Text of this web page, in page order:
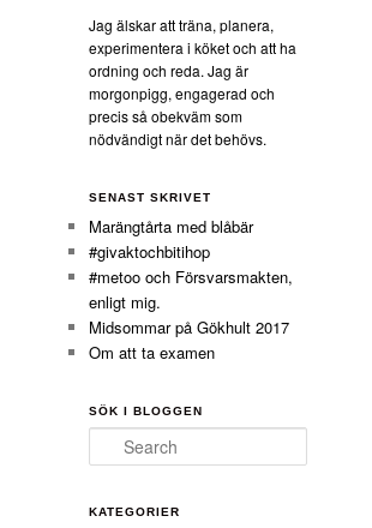
Jag älskar att träna, planera,
experimentera i köket och att ha
ordning och reda. Jag är
morgonpigg, engagerad och
precis så obekväm som
nödvändigt när det behövs.
SENAST SKRIVET
Marängtårta med blåbär
#givaktochbitihop
#metoo och Försvarsmakten,
enligt mig.
Midsommar på Gökhult 2017
Om att ta examen
SÖK I BLOGGEN
Search
KATEGORIER